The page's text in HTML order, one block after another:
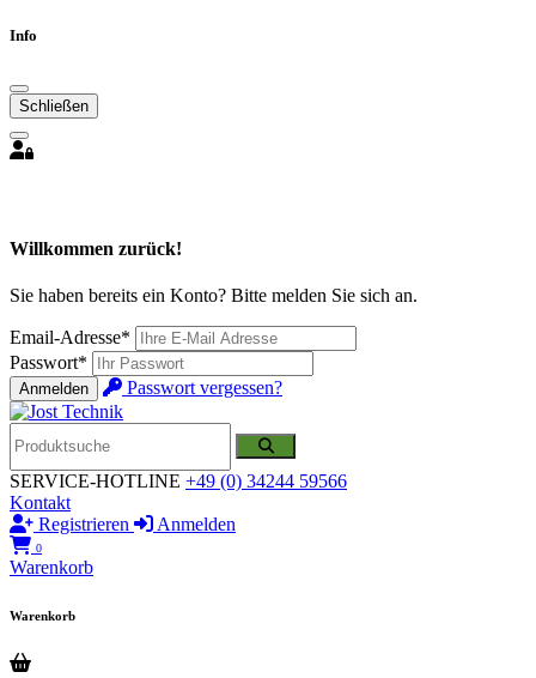
Info
Schließen
Willkommen zurück!
Sie haben bereits ein Konto? Bitte melden Sie sich an.
Email-Adresse*
Passwort*
Anmelden Passwort vergessen?
SERVICE-HOTLINE +49 (0) 34244 59566
Kontakt
Registrieren
Anmelden
0
Warenkorb
Warenkorb